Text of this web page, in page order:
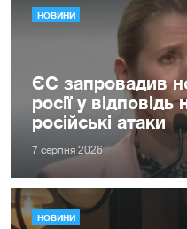
НОВИНИ
ЄС запровадив
росії у
російські атаки
7 серпня 2026
НОВИНИ